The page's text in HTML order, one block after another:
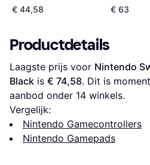
- Black
€ 44,58 € 63
Productdetails
Laagste prijs voor Nintendo
Black is € 74,58. Dit is
aanbod onder 14 winkels.
Vergelijk:
Nintendo Gamecontrollers
Nintendo Gamepads